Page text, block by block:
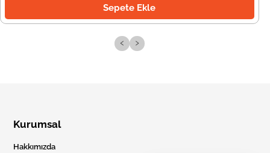
Sepete Ekle
‹ ›
Kurumsal
Hakkımızda